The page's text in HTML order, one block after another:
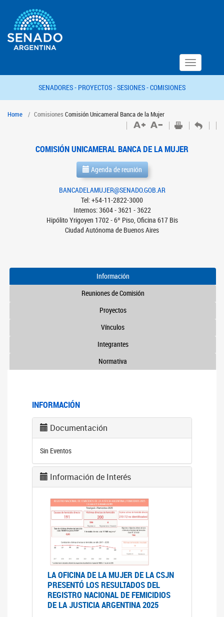
Toggle
navigation
SENADORES - PROYECTOS -SESIONES -COMISIONES
Home Comisiones Comisión Unicameral Banca de la Mujer
COMISIÓN UNICAMERAL BANCA DE LA MUJER
Agenda de reunión
BANCADELAMUJER@SENADO.GOB.AR
Tel: +54-11-2822-3000
Internos: 3604 - 3621 - 3622
Hipólito Yrigoyen 1702 - 6º Piso, Oficina 617 Bis
Ciudad Autónoma de Buenos Aires
Información
Reuniones de Comisión
Proyectos
Vínculos
Integrantes
Normativa
INFORMACIÓN
Documentación
Sin Eventos
Información de Interés
LA OFICINA DE LA MUJER DE LA CSJN
PRESENTÓ LOS RESULTADOS DEL
REGISTRO NACIONAL DE FEMICIDIOS
DE LA JUSTICIA ARGENTINA 2025